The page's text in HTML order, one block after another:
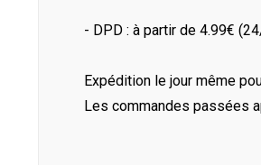
- DPD : à partir de 4.99€
Expédition le jour même
Les commandes passées